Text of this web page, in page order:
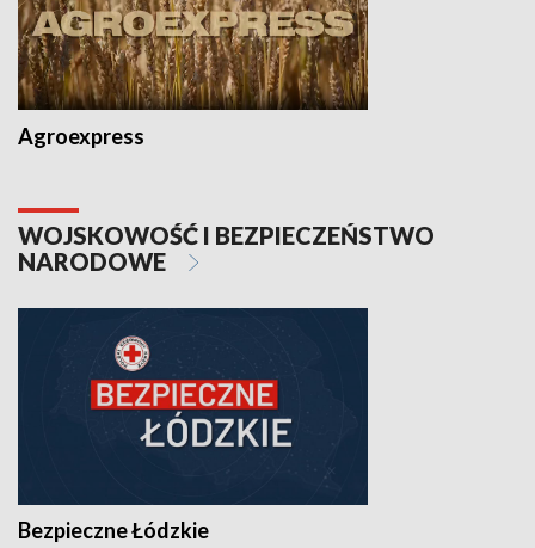
Agroexpress
WOJSKOWOŚĆ I BEZPIECZEŃSTWO
NARODOWE
Bezpieczne Łódzkie